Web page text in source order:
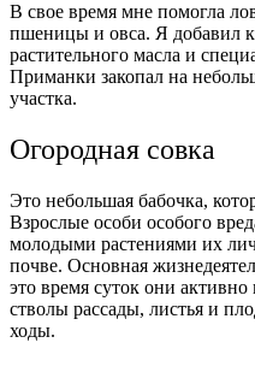
В свое время мне помогла
пшеницы и овса. Я добавил
растительного масла и
Приманки закопал на
участка.
Огородная совка
Это небольшая бабочка,
Взрослые особи особого
молодыми растениями их
почве. Основная
это время суток они
стволы рассады, листья и
ходы.